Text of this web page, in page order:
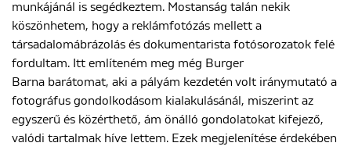
munkájánál is segédkeztem. Mostanság talán nekik
köszönhetem, hogy a reklámfotózás mellett a
társadalomábrázolás és dokumentarista fotósorozatok felé
fordultam. Itt említeném meg még Burger
Barna barátomat, aki a pályám kezdetén volt iránymutató a
fotográfus gondolkodásom kialakulásánál, miszerint az
egyszerű és közérthető, ám önálló gondolatokat kifejező,
valódi tartalmak híve lettem. Ezek megjelenítése érdekében